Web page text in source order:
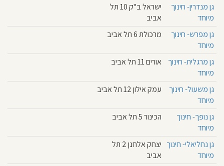
גן מנדרין- חינוך
מיוחד
ישראל ב"ק 10 תל
אביב
גן מפרש- חינוך
מיוחד
מרכולת 6 תל אביב
גן מרגלית- חינוך
מיוחד
אורים 11 תל אביב
גן משעול- חינוך
מיוחד
עמק אילון 12 תל אביב
גן נופך- חינוך
מיוחד
הכינור 5 תל אביב
גן נחליאלי- חינוך
מיוחד
יצחק אלחנן 2 תל
אביב